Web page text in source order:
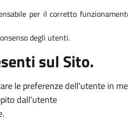
per il corretto
degli utenti.
sul Sito.
le preferenze dell'utente in
dall'utente